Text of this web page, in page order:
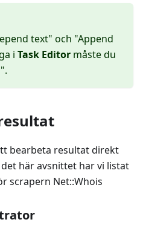
text" och "Append
i Task Editor måste du
bearbeta resultat direkt
här avsnittet har vi listat
scrapern Net::Whois